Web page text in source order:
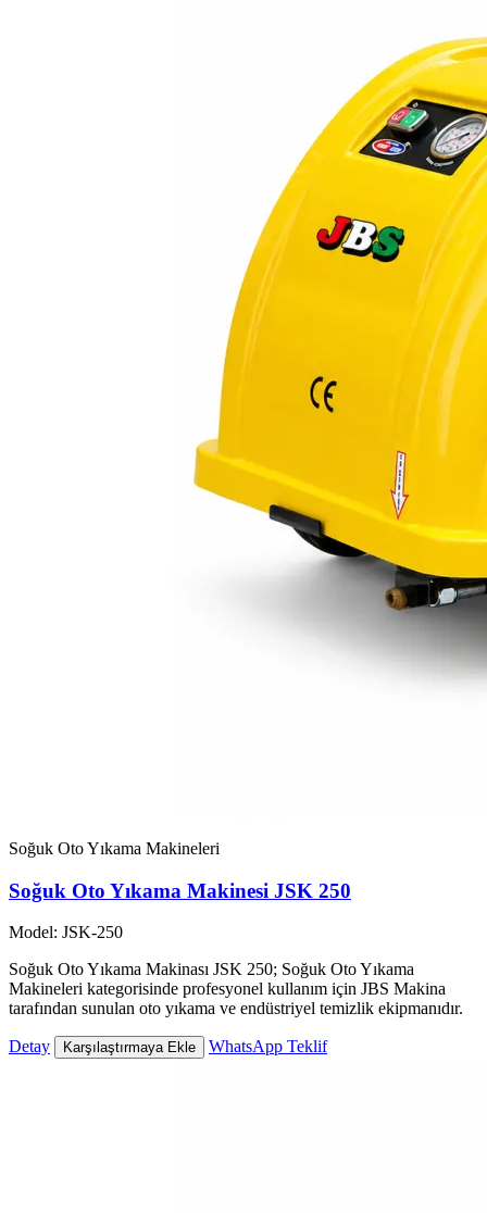
Soğuk Oto Yıkama Makineleri
Soğuk Oto Yıkama Makinesi JSK 250
Model: JSK-250
Soğuk Oto Yıkama Makinası JSK 250; Soğuk Oto Yıkama
Makineleri kategorisinde profesyonel kullanım için JBS Makina
tarafından sunulan oto yıkama ve endüstriyel temizlik ekipmanıdır.
Detay Karşılaştırmaya Ekle WhatsApp Teklif